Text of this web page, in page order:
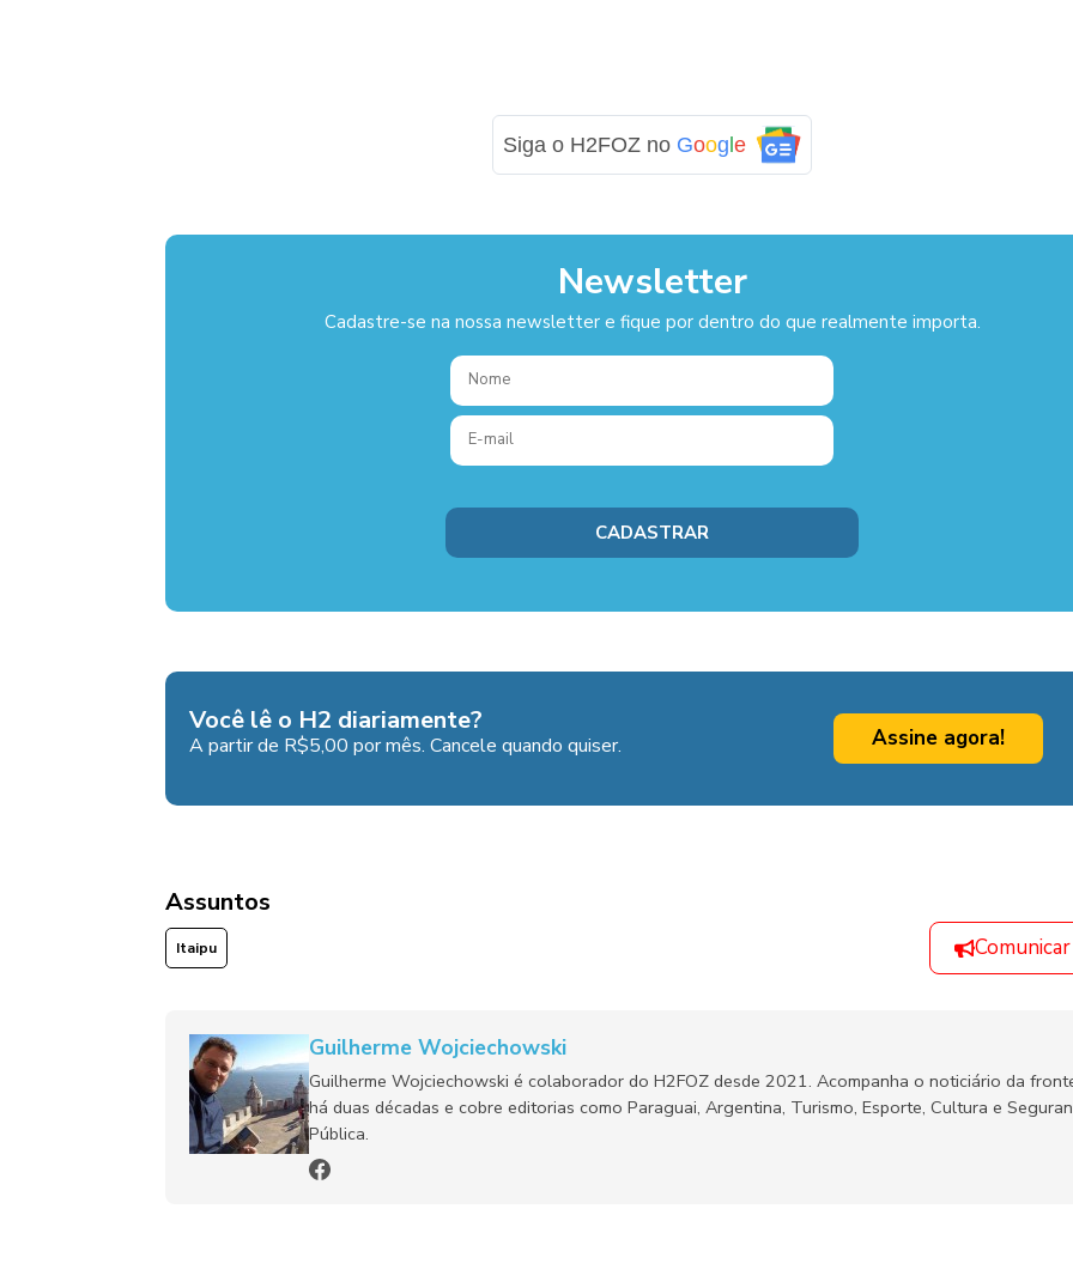
Siga o H2FOZ no Goog le
Newsletter
Cadastre-se na nossa newsletter e fique por dentro do que realmente importa.
Você lê o H2 diariamente?
A partir de R$5,00 por mês. Cancele quando quiser. Assine agora!
Assuntos
Itaipu
Guilherme Wojciechowski
Guilherme Wojciechowski é colaborador do H2FOZ desde 2021. Acompanha o noticiário da
há duas décadas e cobre editorias como Paraguai, Argentina, Turismo, Esporte, Cultura e
Pública.